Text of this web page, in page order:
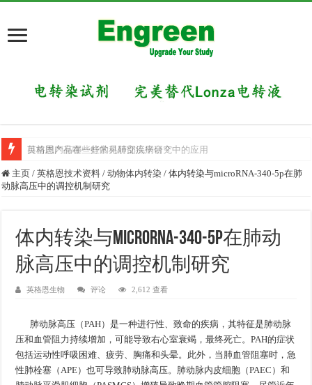
英格恩产品在一些常见肺部疾病研究中的应用
目前国内有哪些好的科研交流平台？
主页 / 英格恩技术资料 / 动物体内转染 / 体内转染与microRNA-340-5p在肺
动脉高压中的调控机制研究
体内转染与microRNA-340-5p在肺动
脉高压中的调控机制研究
英格恩生物 评论 2,612 查看
肺动脉高压（PAH）是一种进行性、致命的疾病，其特征是肺动脉
压和血管阻力持续增加，可能导致右心室衰竭，最终死亡。PAH的症状
包括运动性呼吸困难、疲劳、胸痛和头晕。此外，当肺血管阻塞时，急
性肺栓塞（APE）也可导致肺动脉高压。肺动脉内皮细胞（PAEC）和